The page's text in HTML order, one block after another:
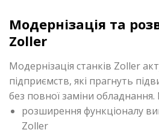
Модернізація та
Zoller
Модернізація станків Zoller
підприємств, які прагнуть
без повної заміни
розширення функціоналу
Zoller